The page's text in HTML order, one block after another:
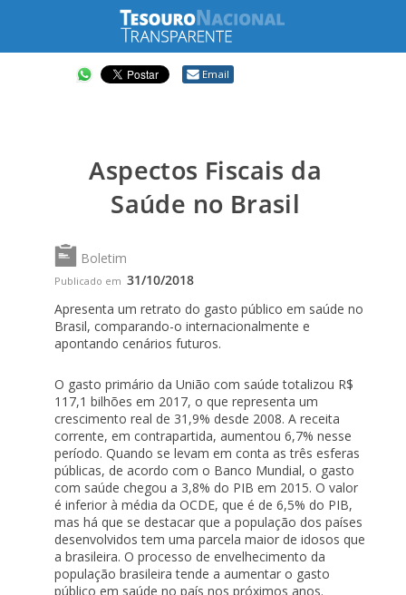
Compartilhar Email
Aspectos Fiscais da
Saúde no Brasil
Boletim
Publicado em 31/10/2018
Apresenta um retrato do gasto público em saúde no
Brasil, comparando-o internacionalmente e
apontando cenários futuros.
O gasto primário da União com saúde totalizou R$
117,1 bilhões em 2017, o que representa um
crescimento real de 31,9% desde 2008. A receita
corrente, em contrapartida, aumentou 6,7% nesse
período. Quando se levam em conta as três esferas
públicas, de acordo com o Banco Mundial, o gasto
com saúde chegou a 3,8% do PIB em 2015. O valor
é inferior à média da OCDE, que é de 6,5% do PIB,
mas há que se destacar que a população dos países
desenvolvidos tem uma parcela maior de idosos que
a brasileira. O processo de envelhecimento da
população brasileira tende a aumentar o gasto
público em saúde no país nos próximos anos.